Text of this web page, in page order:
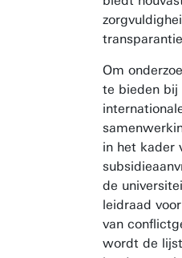
Om
te bieden bij
in het kader
de
leidraad
van
wordt de